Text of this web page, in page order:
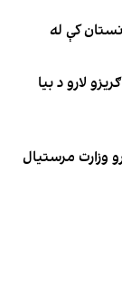
کې له
لارو د بیا
چارو وزارت مرستیال